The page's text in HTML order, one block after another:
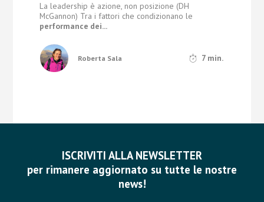
La leadership è azione, non posizione (DH
McGannon) Tra i fattori che condizionano le
performance dei...
Roberta Sala 7 min.
ISCRIVITI ALLA NEWSLETTER
per rimanere aggiornato su tutte le nostre
news!